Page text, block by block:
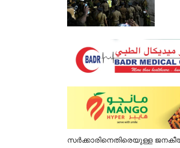
സര്‍ക്കാരിനെതിരെയുള്ള